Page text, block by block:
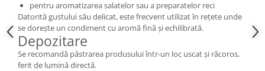
pentru aromatizarea salatelor sau a preparatelor reci
Datorită gustului său delicat, este frecvent utilizat în rețete unde
se dorește un condiment cu aromă fină și echilibrată.
Depozitare
Se recomandă păstrarea produsului într-un loc uscat și răcoros,
ferit de lumină directă.